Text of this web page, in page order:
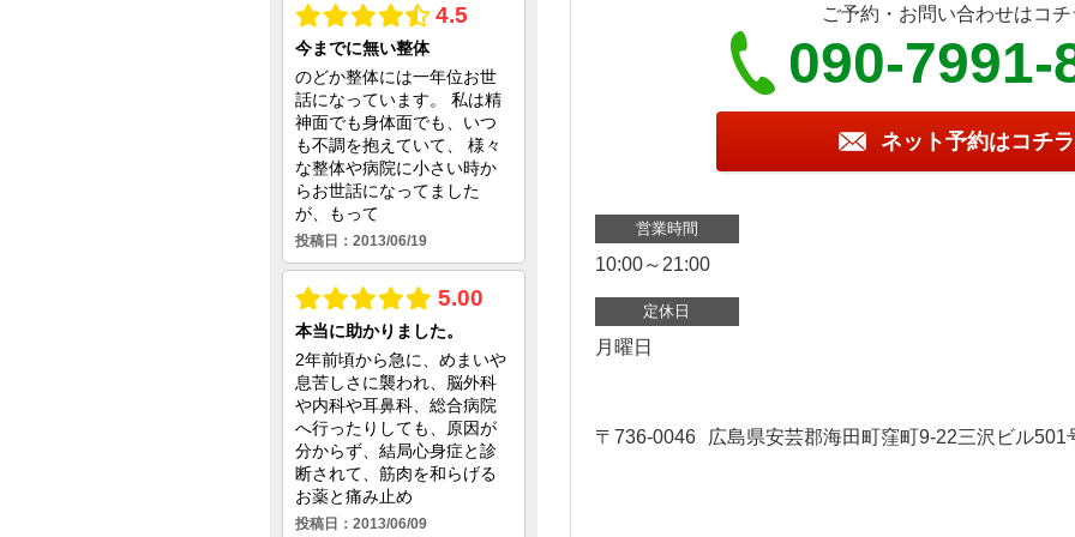
ご予約・お問い合わせはコ
090-7991-
ネット予約はコチラ
営業時間
10:00～21:00
定休日
月曜日
〒736-0046 広島県安芸郡海田町窪町9-22三沢ビル501